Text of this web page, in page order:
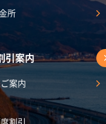
所
引案内
案内
割引